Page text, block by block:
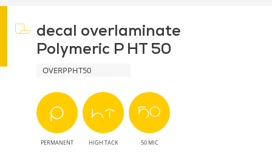
decal overlaminate
Polymeric P HT 50
OVERPPHT50
PERMANENT HIGH TACK 50 MIC